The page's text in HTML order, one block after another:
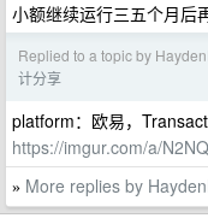
小额继续运行三五个月后
Replied to a topic by
计分享
platform：欧易，
https://imgur.com/a/
» More replies by